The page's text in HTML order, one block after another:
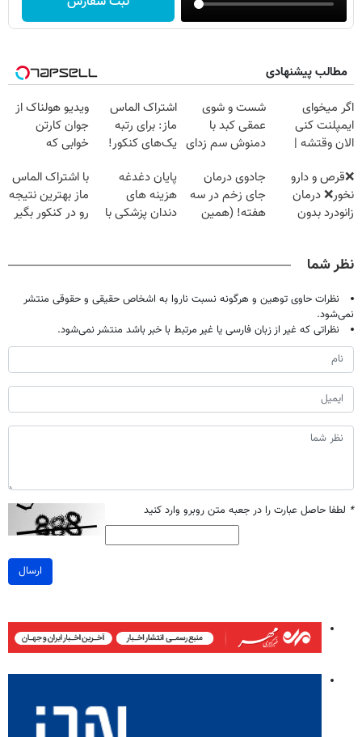
مطالب پیشنهادی
اگر میخوای
ایمپلنت کنی
الان وقتشه |
میلیون تومان!!!
شست و شوی
عمقی کبد با
دمنوش سم زدای
اشتراک الماس
ماز: برای رتبه
یک‌های کنکور!
ویدیو هولناک از
جوان کارتن
خوابی که
آموزش رایگان
❌قرص‌ و دارو
نخور❌ درمان
زانودرد بدون
جادوی درمان
جای زخم در سه
هفته! (همین
پایان دغدغه
هزینه های
دندان پزشکی با
با اشتراک الماس
ماز بهترین نتیجه
رو در کنکور بگیر
نظر شما
نظرات حاوی توهین و هرگونه نسبت ناروا به اشخاص حقیقی و حقوقی منتشر
نمی‌شود.
نظراتی که غیر از زبان فارسی یا غیر مرتبط با خبر باشد منتشر نمی‌شود.
* لطفا حاصل عبارت را در جعبه متن روبرو وارد کنید
ارسال